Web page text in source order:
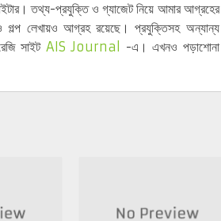
তথ্য-প্রযুক্তি ও গ্যাজেট নিয়ে আমার আগ্রহের
লেখায়ও আগ্রহ রয়েছে। প্রযুক্তিসহ অন্যান্য
সাইট AIS Journal
-এ। এখনও পড়াশোনা